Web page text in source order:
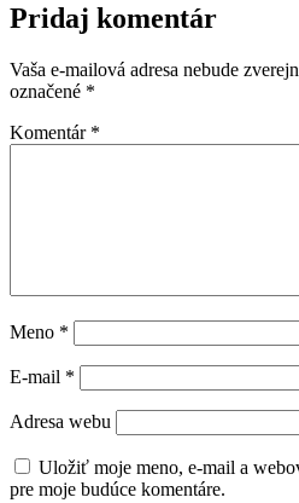
Pridaj komentár
Vaša e-mailová adresa nebude
označené *
Komentár *
Meno *
E-mail *
Adresa webu
Uložiť moje meno, e-mail a
pre moje budúce komentáre.